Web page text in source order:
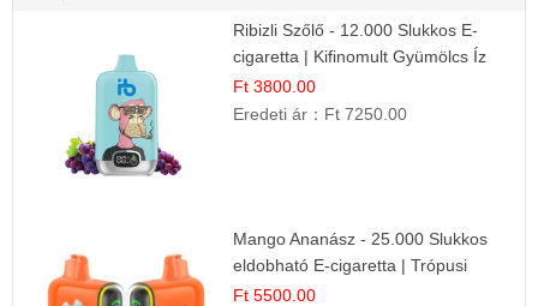
Ribizli Szőlő - 12.000 Slukkos E-
cigaretta | Kifinomult Gyümölcs Íz
Ft 3800.00
Eredeti ár： Ft 7250.00
Mango Ananász - 25.000 Slukkos
eldobható E-cigaretta | Trópusi
Ízélmény
Ft 5500.00